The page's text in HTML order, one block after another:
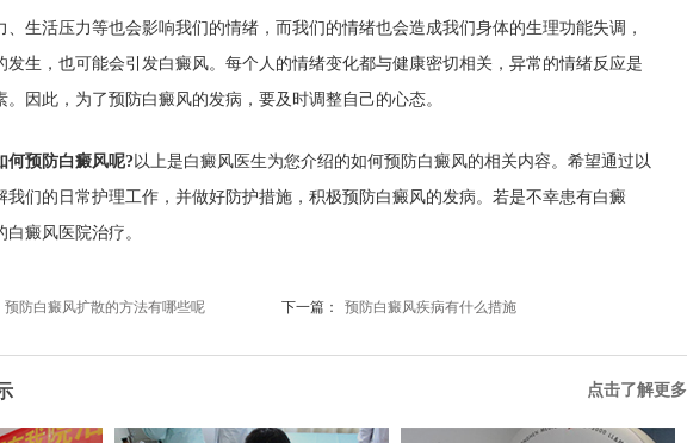
活压力等也会影响我们的情绪，而我们的情绪也会造成我们身体的生理功能失调，
发生，也可能会引发白癜风。每个人的情绪变化都与健康密切相关，异常的情绪反应是
因此，为了预防白癜风的发病，要及时调整自己的心态。
何预防白癜风呢?以上是白癜风医生为您介绍的如何预防白癜风的相关内容。希望通过以
我们的日常护理工作，并做好防护措施，积极预防白癜风的发病。若是不幸患有白癜
癜风医院治疗。
预防白癜风扩散的方法有哪些呢 下一篇： 预防白癜风疾病有什么措施
点击了解更多